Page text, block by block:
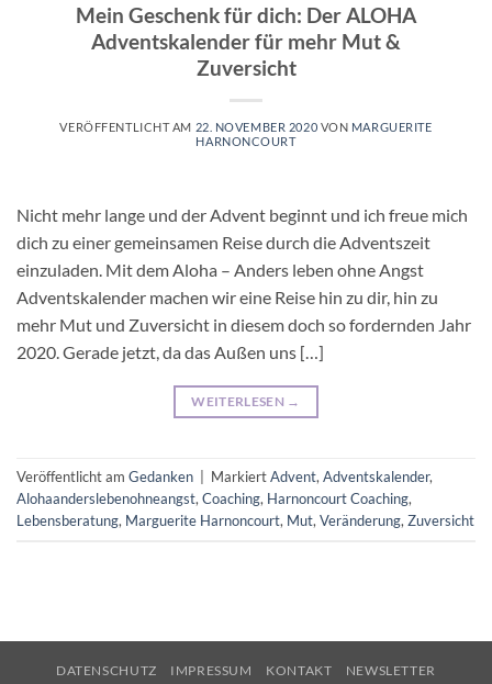
Mein Geschenk für dich: Der ALOHA
Adventskalender für mehr Mut &
Zuversicht
VERÖFFENTLICHT AM 22. NOVEMBER 2020 VON MARGUERITE
HARNONCOURT
Nicht mehr lange und der Advent beginnt und ich freue mich
dich zu einer gemeinsamen Reise durch die Adventszeit
einzuladen. Mit dem Aloha – Anders leben ohne Angst
Adventskalender machen wir eine Reise hin zu dir, hin zu
mehr Mut und Zuversicht in diesem doch so fordernden Jahr
2020. Gerade jetzt, da das Außen uns […]
WEITERLESEN →
Veröffentlicht am Gedanken MarkiertAdvent, Adventskalender,
Alohaanderslebenohneangst, Coaching, Harnoncourt Coaching,
Lebensberatung, Marguerite Harnoncourt, Mut, Veränderung, Zuversicht
DATENSCHUTZ IMPRESSUM KONTAKT NEWSLETTER